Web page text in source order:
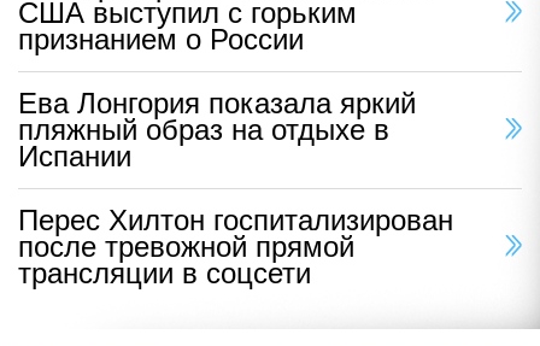
США выступил с горьким
признанием о России
Ева Лонгория показала яркий
пляжный образ на отдыхе в
Испании
Перес Хилтон госпитализирован
после тревожной прямой
трансляции в соцсети